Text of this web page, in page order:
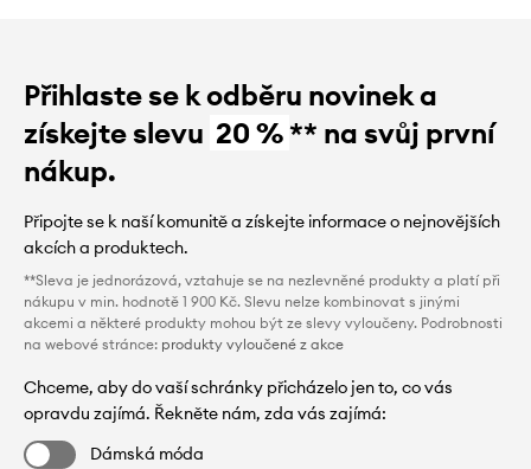
Přihlaste se k odběru novinek a
získejte slevu 20 %** na svůj první
nákup.
Připojte se k naší komunitě a získejte informace o nejnovějších
akcích a produktech.
**Sleva je jednorázová, vztahuje se na nezlevněné produkty a platí při
nákupu v min. hodnotě 1 900 Kč. Slevu nelze kombinovat s jinými
akcemi a některé produkty mohou být ze slevy vyloučeny. Podrobnosti
na webové stránce: produkty vyloučené z akce
Chceme, aby do vaší schránky přicházelo jen to, co vás
opravdu zajímá. Řekněte nám, zda vás zajímá:
Dámská móda